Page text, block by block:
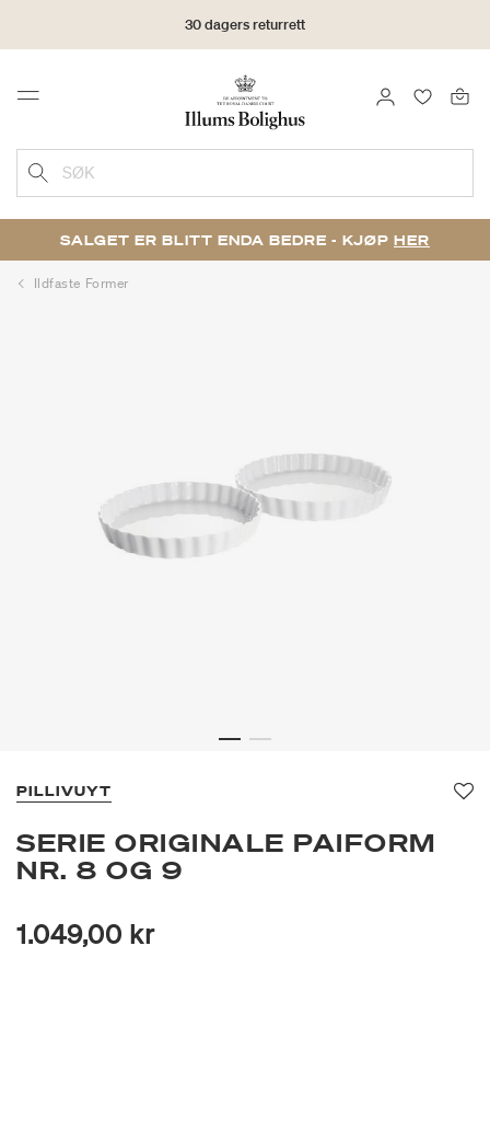
30 dagers returrett
Menu LOGG INN
SØK
SALGET ER BLITT ENDA BEDRE - KJØP HER
Ildfaste Former
PILLIVUYT
SERIE ORIGINALE PAIFORM
NR. 8 OG 9
1.049,00 kr